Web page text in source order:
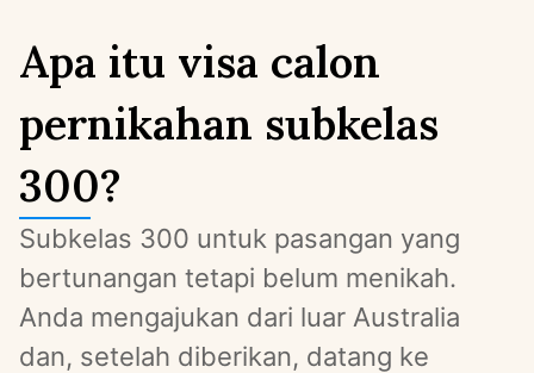
Apa itu visa calon
pernikahan subkelas
300?
Subkelas 300 untuk pasangan yang
bertunangan tetapi belum menikah.
Anda mengajukan dari luar Australia
dan, setelah diberikan, datang ke